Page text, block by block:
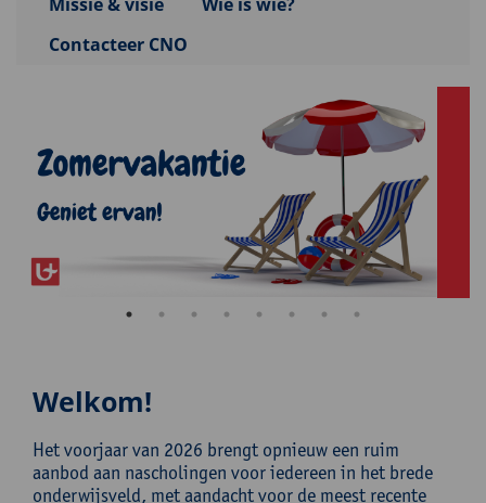
Contacteer CNO
Welkom!
Het voorjaar van 2026 brengt opnieuw een ruim
aanbod aan nascholingen voor iedereen in het brede
onderwijsveld, met aandacht voor de meest recente